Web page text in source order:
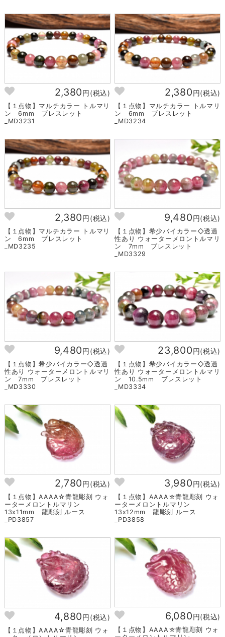
2,380円(税込)
【１点物】マルチカラー トルマリ
ン 6mm ブレスレット
_MD3231
2,380円(税込)
【１点物】マルチカラー トルマリ
ン 6mm ブレスレット
_MD3234
2,380円(税込)
【１点物】マルチカラー トルマリ
ン 6mm ブレスレット
_MD3235
9,480円(税込)
【１点物】希少バイカラー◇透過
性あり ウォーターメロントルマリ
ン 7mm ブレスレット
_MD3329
9,480円(税込)
【１点物】希少バイカラー◇透過
性あり ウォーターメロントルマリ
ン 7mm ブレスレット
_MD3330
23,800円(税込)
【１点物】希少バイカラー◇透過
性あり ウォーターメロントルマリ
ン 10.5mm ブレスレット
_MD3334
2,780円(税込)
【１点物】AAAA☆青龍彫刻 ウォ
ーターメロントルマリン
13x11mm 龍彫刻 ルース
_PD3857
3,980円(税込)
【１点物】AAAA☆青龍彫刻 ウォ
ーターメロントルマリン
13x12mm 龍彫刻 ルース
_PD3858
4,880円(税込)
【１点物】AAAA☆青龍彫刻 ウォ
6,080円(税込)
【１点物】AAAA☆青龍彫刻 ウォ